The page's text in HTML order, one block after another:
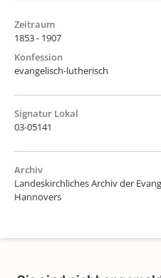
Zeitraum
1853 - 1907
Konfession
evangelisch-lutherisch
Signatur Lokal
03-05141
Archiv
Landeskirchliches Archiv der
Hannovers